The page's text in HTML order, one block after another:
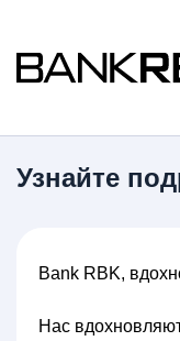
Узнайте
Bank RBK,
Нас